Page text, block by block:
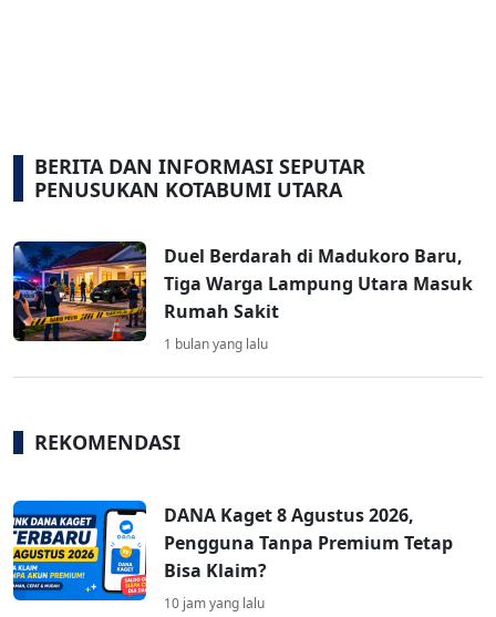
BERITA DAN INFORMASI SEPUTAR
PENUSUKAN KOTABUMI UTARA
Duel Berdarah di Madukoro Baru,
Tiga Warga Lampung Utara Masuk
Rumah Sakit
1 bulan yang lalu
REKOMENDASI
DANA Kaget 8 Agustus 2026,
Pengguna Tanpa Premium Tetap
Bisa Klaim?
10 jam yang lalu